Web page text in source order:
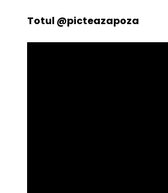
Totul @picteazapoza